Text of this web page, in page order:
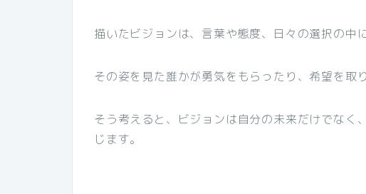
描いたビジョンは、言葉や態度、日々の選択の中
その姿を見た誰かが勇気をもらったり、希望を取
そう考えると、ビジョンは自分の未来だけでなく
じます。